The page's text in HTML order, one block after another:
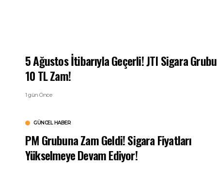
5 Ağustos İtibarıyla Geçerli! JTI Sigara
10 TL Zam!
1 gün Önce
GÜNCEL HABER
PM Grubuna Zam Geldi! Sigara Fiyatları
Yükselmeye Devam Ediyor!